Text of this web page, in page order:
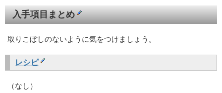
入手項目まとめ
取りこぼしのないように気をつけましょう。
レシピ
（なし）